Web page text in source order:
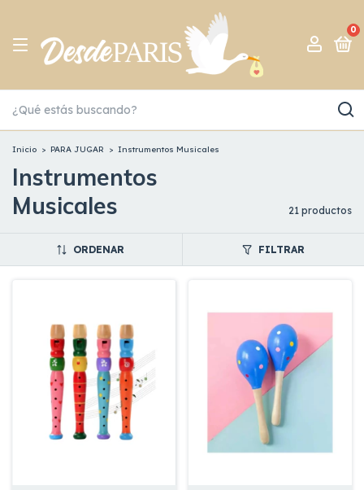
0
Inicio > PARA JUGAR > Instrumentos Musicales
Instrumentos
Musicales
21 productos
ORDENAR FILTRAR